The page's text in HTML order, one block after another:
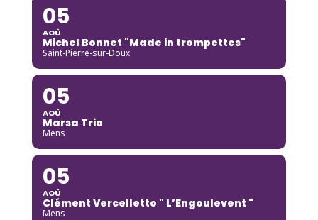
05
AOÛ
Michel Bonnet "Made in trompettes"
Saint-Pierre-sur-Doux
05
AOÛ
Marsa Trio
Mens
05
AOÛ
Clément Vercelletto " L’Engoulevent "
Mens